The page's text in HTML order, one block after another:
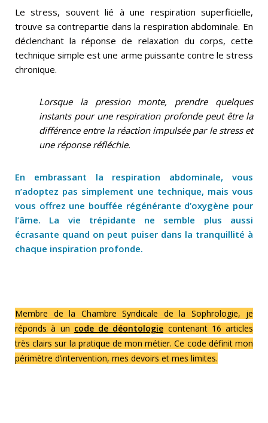
Le stress, souvent lié à une respiration superficielle,
trouve sa contrepartie dans la respiration abdominale. En
déclenchant la réponse de relaxation du corps, cette
technique simple est une arme puissante contre le stress
chronique.
Lorsque la pression monte, prendre quelques
instants pour une respiration profonde peut être la
différence entre la réaction impulsée par le stress et
une réponse réfléchie.
En embrassant la respiration abdominale, vous
n’adoptez pas simplement une technique, mais vous
vous offrez une bouffée régénérante d’oxygène pour
l’âme. La vie trépidante ne semble plus aussi
écrasante quand on peut puiser dans la tranquillité à
chaque inspiration profonde.
Membre de la Chambre Syndicale de la Sophrologie, je
réponds à un code de déontologie contenant 16 articles
très clairs sur la pratique de mon métier. Ce code définit mon
périmètre d’intervention, mes devoirs et mes limites.